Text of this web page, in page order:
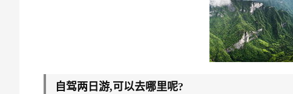
自驾两日游,可以去哪里呢?